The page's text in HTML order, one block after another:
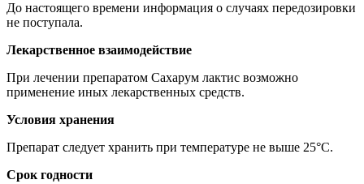
До настоящего времени информация о случаях передозировки
не поступала.
Лекарственное взаимодействие
При лечении препаратом Сахарум лактис возможно
применение иных лекарственных средств.
Условия хранения
Препарат следует хранить при температуре не выше 25°C.
Срок годности